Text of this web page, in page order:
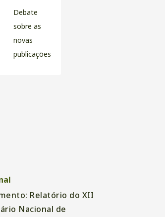
Debate
sobre as
novas
publicações
Relatório do XII
Nacional de